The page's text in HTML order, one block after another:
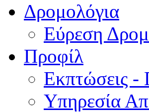
Δρομολόγια
Εύρεση
Προφίλ
Εκπτώσεις -
Υπηρεσία